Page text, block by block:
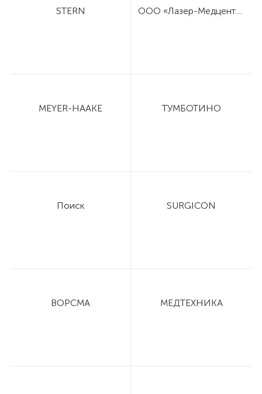
STERN ООО «Лазер-Медцентр»
MEYER-HAAKE ТУМБОТИНО
Поиск SURGICON
ВОРСМА МЕДТЕХНИКА